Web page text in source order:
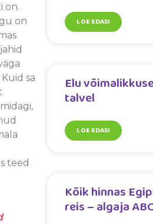
on.
on
sa
teed
LOE EDASI
Elu
talvel
LOE EDASI
Kõik hinnas
reis – algaja